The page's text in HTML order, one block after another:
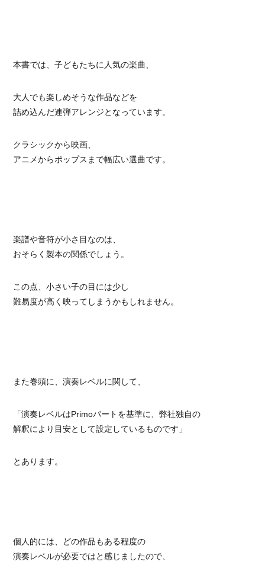
本書では、子どもたちに人気の楽曲、
大人でも楽しめそうな作品などを
詰め込んだ連弾アレンジとなっています。
クラシックから映画、
アニメからポップスまで幅広い選曲です。
楽譜や音符が小さ目なのは、
おそらく製本の関係でしょう。
この点、小さい子の目には少し
難易度が高く映ってしまうかもしれません。
また巻頭に、演奏レベルに関して、
「演奏レベルはPrimoパートを基準に、弊社独自の
解釈により目安として設定しているものです」
とあります。
個人的には、どの作品もある程度の
演奏レベルが必要ではと感じましたので、